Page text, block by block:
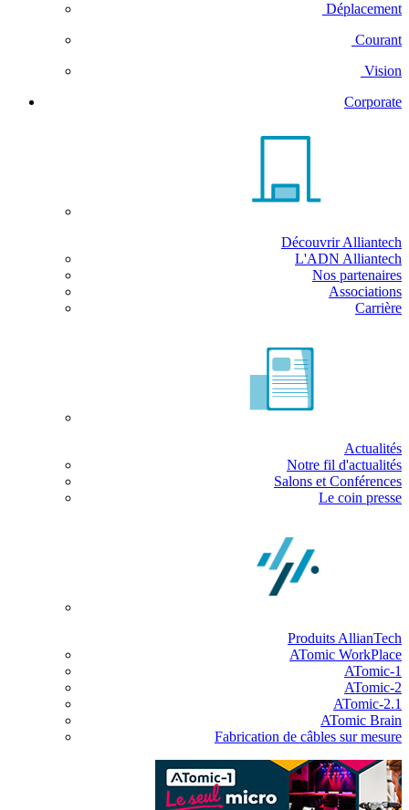
Déplacement
Courant
Vision
Corporate
Découvrir Alliantech
L'ADN Alliantech
Nos partenaires
Associations
Carrière
Actualités
Notre fil d'actualités
Salons et Conférences
Le coin presse
Produits AllianTech
ATomic WorkPlace
ATomic-1
ATomic-2
ATomic-2.1
ATomic Brain
Fabrication de câbles sur mesure